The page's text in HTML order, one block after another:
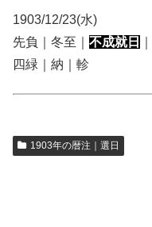
1903/12/23(水)
先負｜冬至｜ 不成就日
四緑｜納｜軫
1903年の暦注｜選日